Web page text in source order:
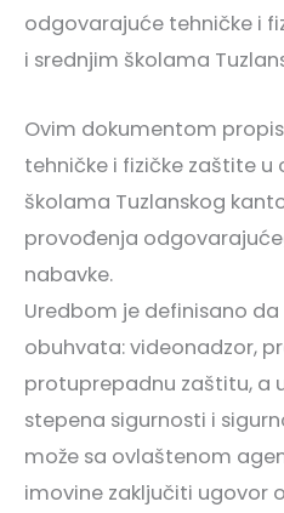
odgovarajuće tehničke i
i srednjim školama
Ovim dokumentom
tehničke i fizičke zaštite u
školama Tuzlanskog
provođenja
nabavke.
Uredbom je definisano
obuhvata: videonadzor,
protuprepadnu zaštitu, a
stepena sigurnosti i
može sa ovlaštenom
imovine zaključiti ugovor